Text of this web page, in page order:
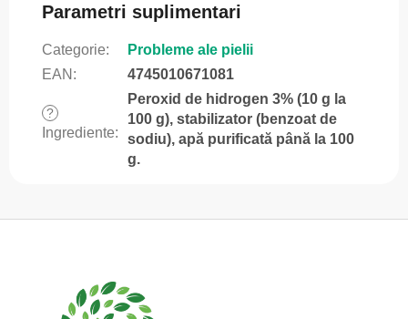
Parametri suplimentari
Categorie:
Probleme ale pielii
EAN : 4745010671081
?
Ingrediente:
Peroxid de hidrogen 3% (10 g la
100 g), stabilizator (benzoat de
sodiu), apă purificată până la 100
g.